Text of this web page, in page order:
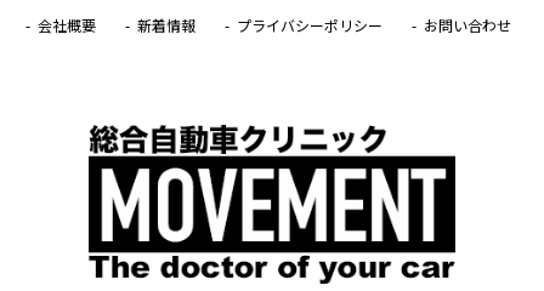
会社概要
新着情報 プライバシーポリシー お問い合わせ